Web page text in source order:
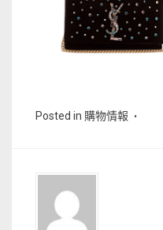
Posted in 購物情報